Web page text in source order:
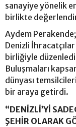
sanayiye yönelik
birlikte
Aydem
Denizli
birliğiyle
Buluşmaları
dünyası
bir araya getirdi.
“DENİZLİ’Yİ
ŞEHİR OLARAK